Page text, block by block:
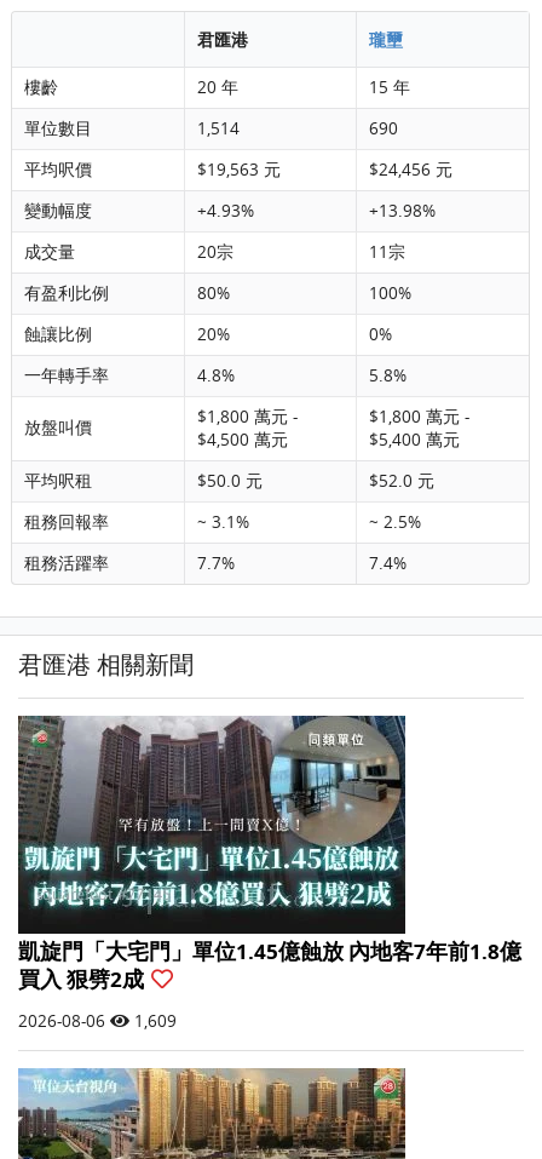
君匯港 瓏壐
樓齡 20 年
15 年
單位數目
1,514
690
平均呎價
$19,563 元
$24,456 元
變動幅度
+4.93%
+13.98%
成交量
20宗
11宗
有盈利比例
80%
100%
蝕讓比例
20%
0%
一年轉手率
4.8% 5.8%
放盤叫價
$1,800 萬元 -
$4,500 萬元
$1,800 萬元 -
$5,400 萬元
平均呎租
$50.0 元
$52.0 元
租務回報率
~ 3.1%
~ 2.5%
租務活躍率
7.7% 7.4%
君匯港 相關新聞
凱旋門「大宅門」單位1.45億蝕放 內地客7年前1.8億
買入 狠劈2成
2026-08-06 1,609